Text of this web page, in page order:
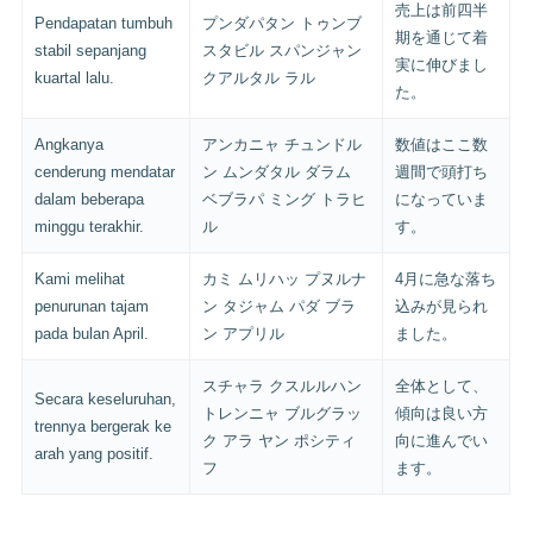
Pendapatan tumbuh
stabil sepanjang
kuartal lalu.
プンダパタン トゥンブ
スタビル スパンジャン
クアルタル ラル
売上は前四半
期を通じて着
実に伸びまし
た。
Angkanya
cenderung mendatar
dalam beberapa
minggu terakhir.
アンカニャ チュンドル
ン ムンダタル ダラム
ベブラパ ミング トラヒ
ル
数値はここ数
週間で頭打ち
になっていま
す。
Kami melihat
penurunan tajam
pada bulan April.
カミ ムリハッ プヌルナ
ン タジャム パダ ブラ
ン アプリル
4月に急な落ち
込みが見られ
ました。
Secara keseluruhan,
trennya bergerak ke
arah yang positif.
スチャラ クスルルハン
トレンニャ ブルグラッ
ク アラ ヤン ポシティ
フ
全体として、
傾向は良い方
向に進んでい
ます。